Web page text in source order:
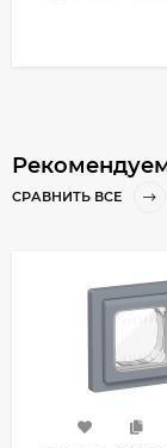
СРАВНИТЬ ВСЕ